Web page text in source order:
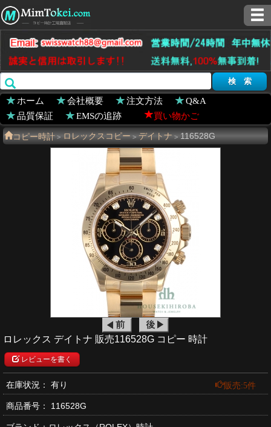
ホーム 会社概要 注文方法
Q&A
品質保証
EMSの追跡 買い物かご
コピー時計 > ロレックスコピー > デイトナ > 116528G
ロレックス デイトナ 販売116528G コピー 時計
レビューを書く
在庫状況： 有り 販売:5件
商品番号： 116528G